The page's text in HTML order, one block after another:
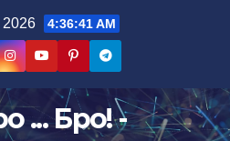
4:36:42 AM
... Бро! -